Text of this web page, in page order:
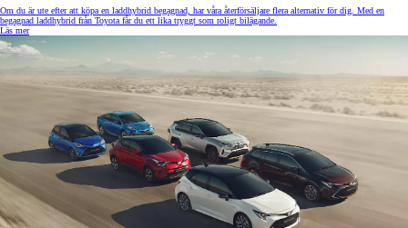
Om du är ute efter att köpa en laddhybrid begagnad, har våra återförsäljare flera alternativ för dig. Med en
begagnad laddhybrid från Toyota får du ett lika tryggt som roligt bilägande.
Läs mer